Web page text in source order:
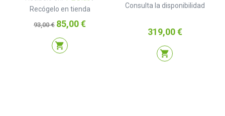
Recógelo en tienda
Precio
base
93,00 € Precio
85,00 €
shopping_cart
Consulta la disponibilidad
Precio
319,00 €
shopping_cart